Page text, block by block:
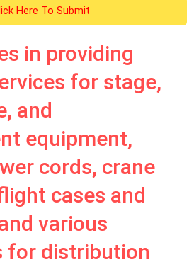
Here To Submit
in providing
for stage,
and
equipment,
cords, crane
cases and
various
for distribution